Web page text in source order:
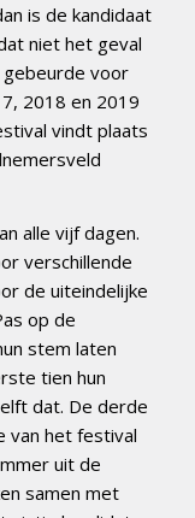
is de kandidaat
niet het geval
gebeurde voor
2018 en 2019
vindt plaats
alle vijf dagen.
verschillende
de uiteindelijke
op de
stem laten
tien hun
dat. De derde
van het festival
uit de
samen met